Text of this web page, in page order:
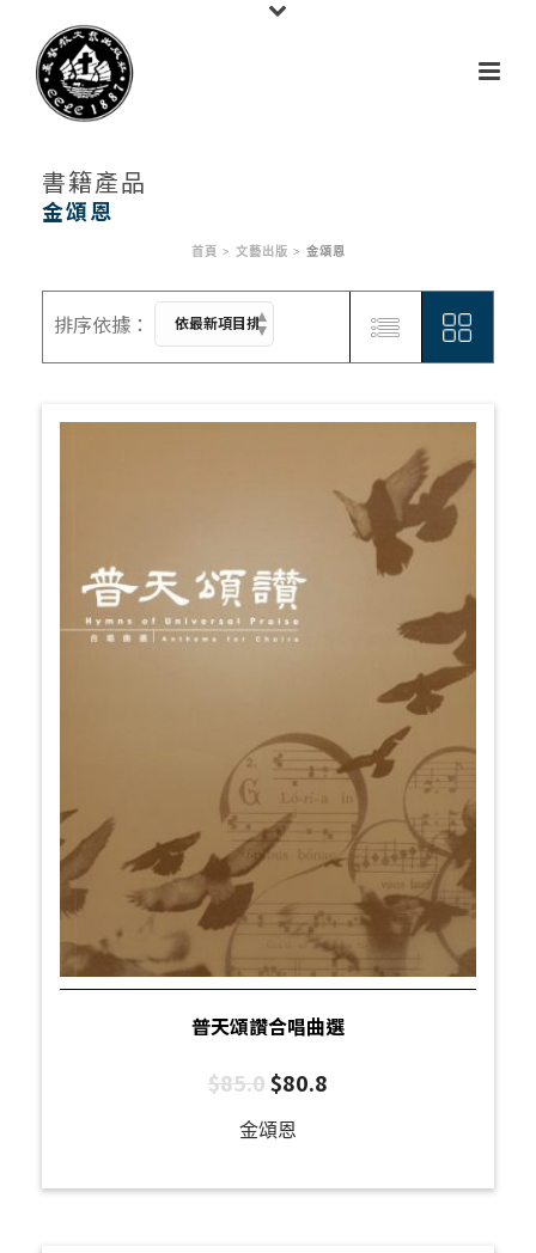
書籍產品
首頁 > 文藝出版 > 金頌恩
金頌恩
普天頌讚合唱曲選
$85.0$80.8
金頌恩